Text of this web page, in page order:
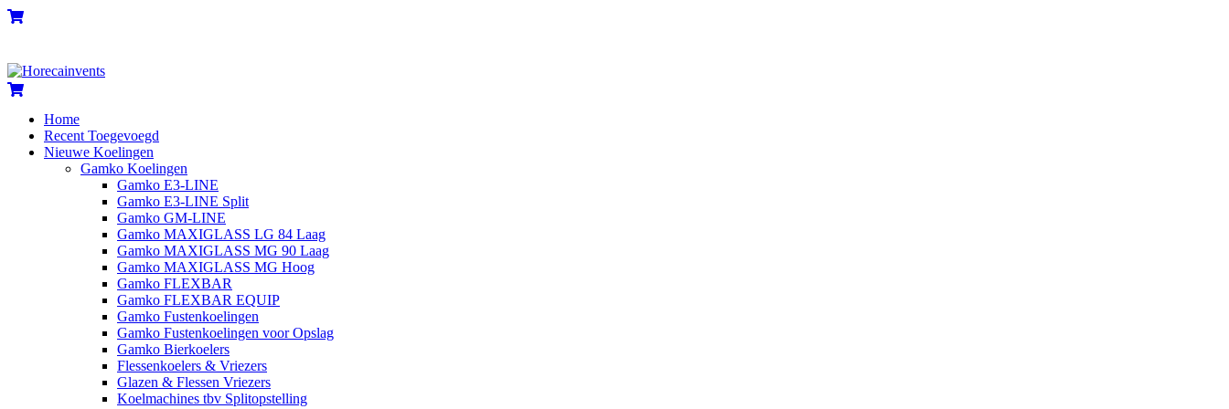
Skip
MenuCart
Cart
Home
Recent Toegevoegd
Nieuwe Koelingen
Gamko Koelingen
Gamko E3-LINE
Gamko E3-LINE Split
Gamko GM-LINE
Gamko MAXIGLASS LG 84 Laag
Gamko MAXIGLASS MG 90 Laag
Gamko MAXIGLASS MG Hoog
Gamko FLEXBAR
Gamko FLEXBAR EQUIP
Gamko Fustenkoelingen
Gamko Fustenkoelingen voor Opslag
Gamko Bierkoelers
Flessenkoelers & Vriezers
Glazen & Flessen Vriezers
Koelmachines tbv Splitopstelling